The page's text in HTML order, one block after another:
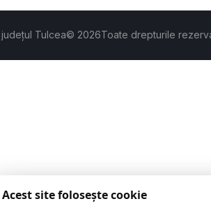
Tulcea© 2026Toate drepturile
Acest site folosește cookie